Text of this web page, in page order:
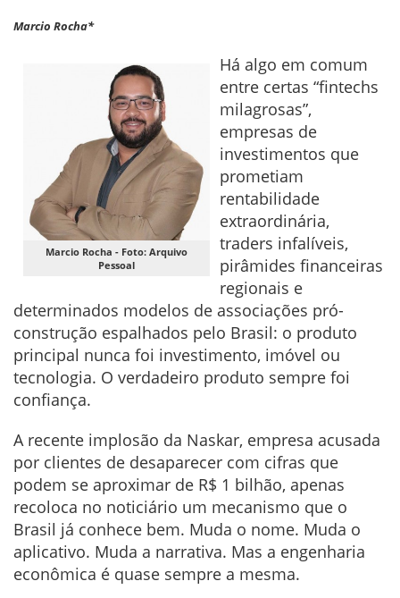
Marcio Rocha*
Marcio Rocha - Foto: Arquivo
Pessoal
Há algo em comum
entre certas “fintechs
milagrosas”,
empresas de
investimentos que
prometiam
rentabilidade
extraordinária,
traders infalíveis,
pirâmides financeiras
regionais e
determinados modelos de associações pró-
construção espalhados pelo Brasil: o produto
principal nunca foi investimento, imóvel ou
tecnologia. O verdadeiro produto sempre foi
confiança.
A recente implosão da Naskar, empresa acusada
por clientes de desaparecer com cifras que
podem se aproximar de R$ 1 bilhão, apenas
recoloca no noticiário um mecanismo que o
Brasil já conhece bem. Muda o nome. Muda o
aplicativo. Muda a narrativa. Mas a engenharia
econômica é quase sempre a mesma.